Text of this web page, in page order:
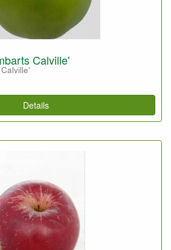
Calville'
Details